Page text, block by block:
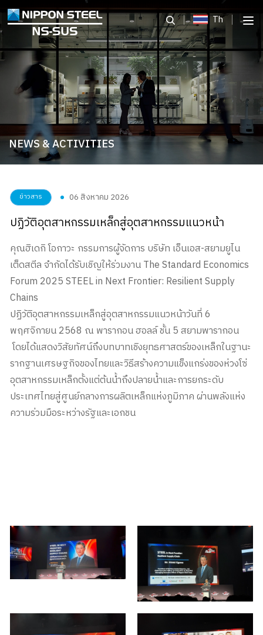
Th
NEWS & ACTIVITIES
ข่าวสาร 06 สิงหาคม 2026
ปฏิวัติอุตสาหกรรมเหล็กสู่อุตสาหกรรมแนวหน้า
คุณฮิเดกิ โอกาวะ กรรมการผู้จัดการ บริษัท เอ็นเอส-สยามยูไน
เต็ดสตีล จำกัดได้รับเชิญให้ร่วมงาน The Standard Economics
Forum 2025 STEEL in Next Frontier: Resilient Supply
Chains
ปฏิวัติอุตสาหกรรมเหล็กสู่อุตสาหกรรมแนวหน้าวันที่ 6
พฤศจิกายน 2568 ณ พารากอน ฮอลล์ ชั้น 5 สยามพารากอน
โดยได้แสดงวิสัยทัศน์ถึงบทบาทเชิงยุทธศาสตร์ของเหล็กในฐานะ
รากฐานเศรษฐกิจของไทยและวิธีสร้างความแข็งแกร่งของห่วงโซ่
อุตสาหกรรมเหล็กตั้งแต่ต้นน้ำถึงปลายน้ำและการยกระดับ
ประเทศไทยสู่ศูนย์กลางการผลิตเหล็กแห่งภูมิภาค ผ่านพลังแห่ง
ความร่วมมือระหว่างรัฐและเอกชน